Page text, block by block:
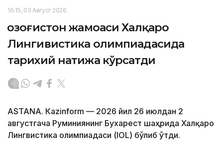
16:15, 03 Август 2026
Қозоғистон жамоаси Халқаро
Лингивистика олимпиадасида
тарихий натижа кўрсатди
ASTANА. Кazinform — 2026 йил 26 июлдан 2
августгача Руминиянинг Бухарест шаҳрида Халқаро
Лингвистика олимпиадаси (IOL) бўлиб ўтди.